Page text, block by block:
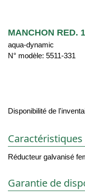
MANCHON RED.
aqua-dynamic
N° modèle: 5511-331
Disponibilité de
Caractéristiques
Réducteur galvanisé
Garantie de